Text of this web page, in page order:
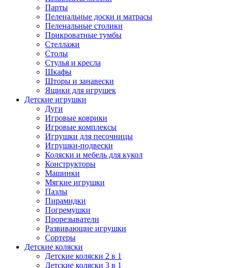
Парты
Пеленальные доски и матрасы
Пеленальные столики
Прикроватные тумбы
Стеллажи
Столы
Стулья и кресла
Шкафы
Шторы и занавески
Ящики для игрушек
Детские игрушки
Дуги
Игровые коврики
Игровые комплексы
Игрушки для песочницы
Игрушки-подвески
Коляски и мебель для кукол
Конструкторы
Машинки
Мягкие игрушки
Пазлы
Пирамидки
Погремушки
Прорезыватели
Развивающие игрушки
Сортеры
Детские коляски
Детские коляски 2 в 1
Детские коляски 3 в 1